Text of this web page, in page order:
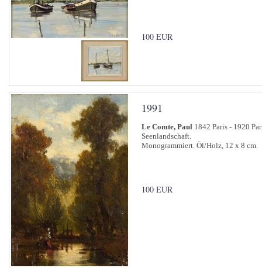
100 EUR
1991
Le Comte, Paul 1842 Paris - 1920
Seenlandschaft.
Monogrammiert. Öl/Holz, 12 x 8 cm.
100 EUR